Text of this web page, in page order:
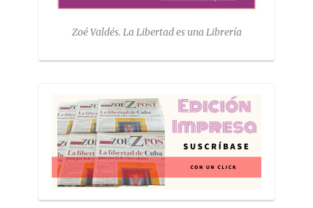
Zoé Valdés. La Libertad es una Librería